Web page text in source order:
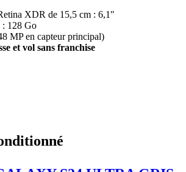
XDR de 15,5 cm : 6,1"
: 128 Go
MP en capteur principal)
et vol sans franchise